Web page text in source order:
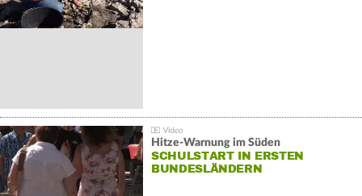
Hitze-Warnung im Süden
SCHULSTART IN ERSTEN
BUNDESLÄNDERN